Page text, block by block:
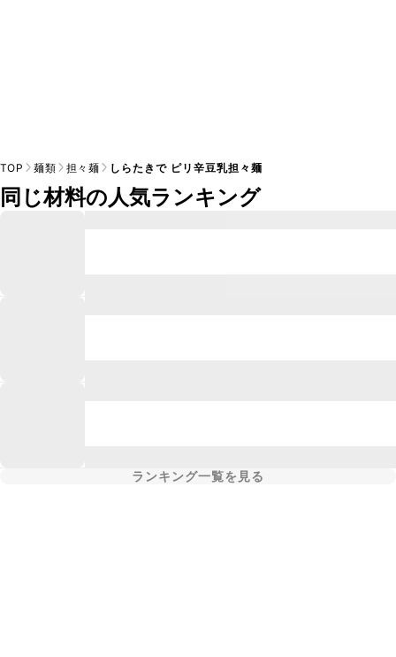
TOP 麺類 担々麺 しらたきで ピリ辛豆乳担々麺
同じ材料の人気ランキング
ランキング一覧を見る